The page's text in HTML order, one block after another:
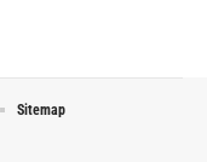
Sitemap